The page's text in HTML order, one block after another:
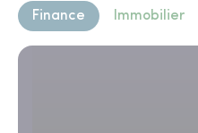
Finance Immobilier